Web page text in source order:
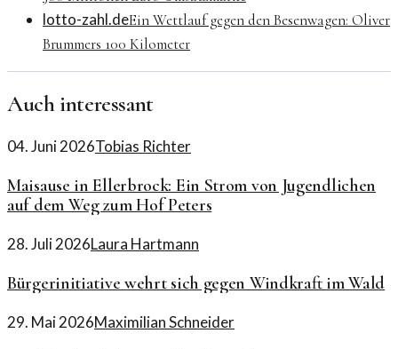
lotto-zahl.deEin Wettlauf gegen den Besenwagen: Oliver
Brummers 100 Kilometer
Auch interessant
04. Juni 2026Tobias Richter
Maisause in Ellerbrock: Ein Strom von Jugendlichen
auf dem Weg zum Hof Peters
28. Juli 2026Laura Hartmann
Bürgerinitiative wehrt sich gegen Windkraft im Wald
29. Mai 2026Maximilian Schneider